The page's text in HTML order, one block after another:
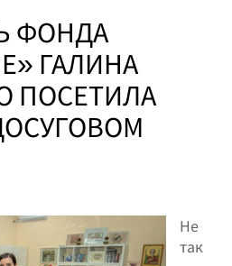
ФОНДА
ГАЛИНА
ПОСЕТИЛА
Не
так